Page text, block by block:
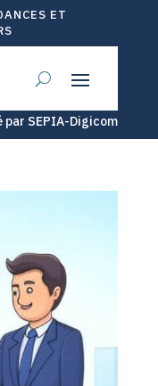
ET
par SEPIA-Digicom